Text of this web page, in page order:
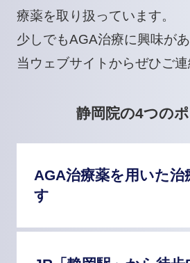
療薬を取り扱っています。
少しでもAGA治療に興味があ
当ウェブサイトからぜひご連
静岡院の4つの
AGA治療薬を用いた治
す